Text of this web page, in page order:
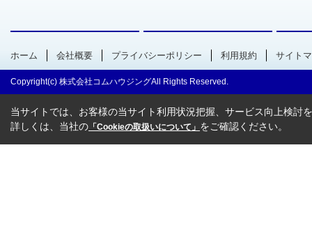
ホーム 会社概要 プライバシーポリシー 利用規約 サイト
Copyright(c) 株式会社コムハウジングAll Rights Reserved.
当サイトでは、お客様の当サイト利用状況把握、サービス向上検討
詳しくは、当社の 「Cookieの取扱いについて」 をご確認ください。